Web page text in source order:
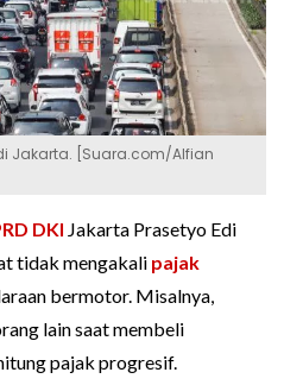
Jakarta. [Suara.com/Alfian
DKI Jakarta Prasetyo Edi
tidak mengakali pajak
bermotor. Misalnya,
lain saat membeli
pajak progresif.